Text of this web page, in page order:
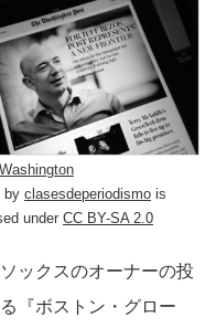
by clasesdeperiodismo is
under CC BY-SA 2.0
ックスのオーナーの投
『ボストン・グロー